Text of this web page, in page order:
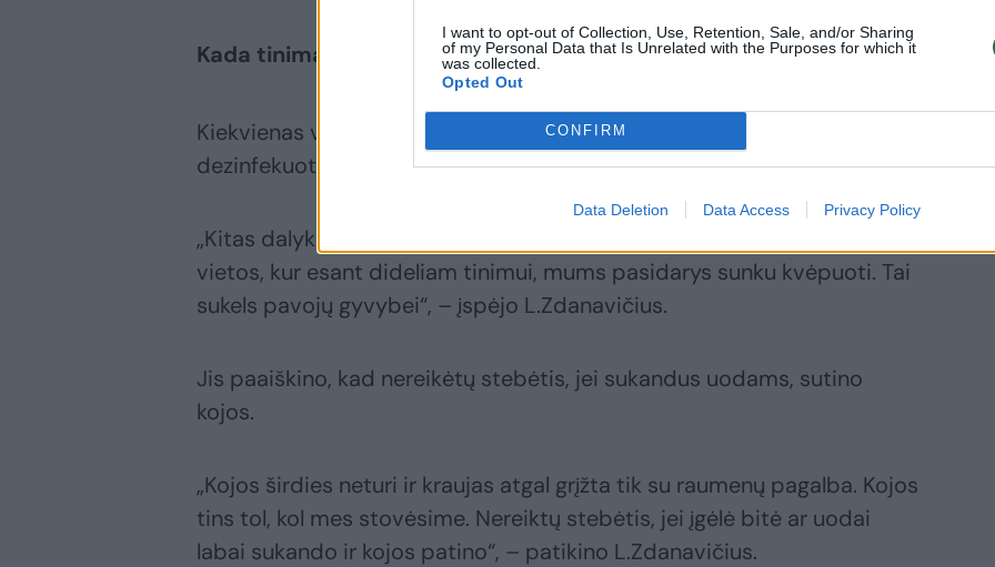
I want to opt-out of Collection, Use, Retention, Sale, and/or Sharing
of my Personal Data that Is Unrelated with the Purposes for which it
was collected.
Opted Out
CONFIRM
Data Deletion Data Access Privacy Policy
Kada tinimas pavojingas?
Kiekvienas vabzdžio įgėlimas – vartai infekcijai, tad tą vietą derėtų
dezinfekuoti ir nesikasyti.
„Kitas dalykas, jei įgelia bitės, ypač pavojinga – veidas, burna, tos
vietos, kur esant dideliam tinimui, mums pasidarys sunku kvėpuoti. Tai
sukels pavojų gyvybei“, – įspėjo L.Zdanavičius.
Jis paaiškino, kad nereikėtų stebėtis, jei sukandus uodams, sutino
kojos.
„Kojos širdies neturi ir kraujas atgal grįžta tik su raumenų pagalba. Kojos
tins tol, kol mes stovėsime. Nereiktų stebėtis, jei įgėlė bitė ar uodai
labai sukando ir kojos patino“, – patikino L.Zdanavičius.